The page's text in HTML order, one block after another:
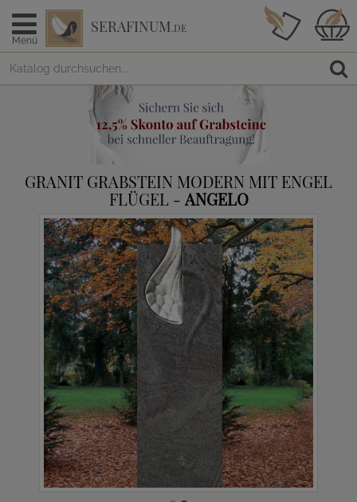
Menü
SERAFINUM.DE
GRANIT GRABSTEIN MODERN MIT ENGEL
FLÜGEL - ANGELO